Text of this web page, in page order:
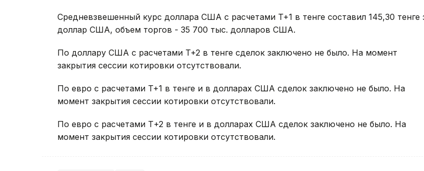
Средневзвешенный курс доллара США с расчетами T+1 в тенге составил 145,30 тенге
доллар США, объем торгов - 35 700 тыс. долларов США.
По доллару США с расчетами T+2 в тенге сделок заключено не было. На момент
закрытия сессии котировки отсутствовали.
По евро с расчетами T+1 в тенге и в долларах США сделок заключено не было. На
момент закрытия сессии котировки отсутствовали.
По евро с расчетами Т+2 в тенге и в долларах США сделок заключено не было. На
момент закрытия сессии котировки отсутствовали.